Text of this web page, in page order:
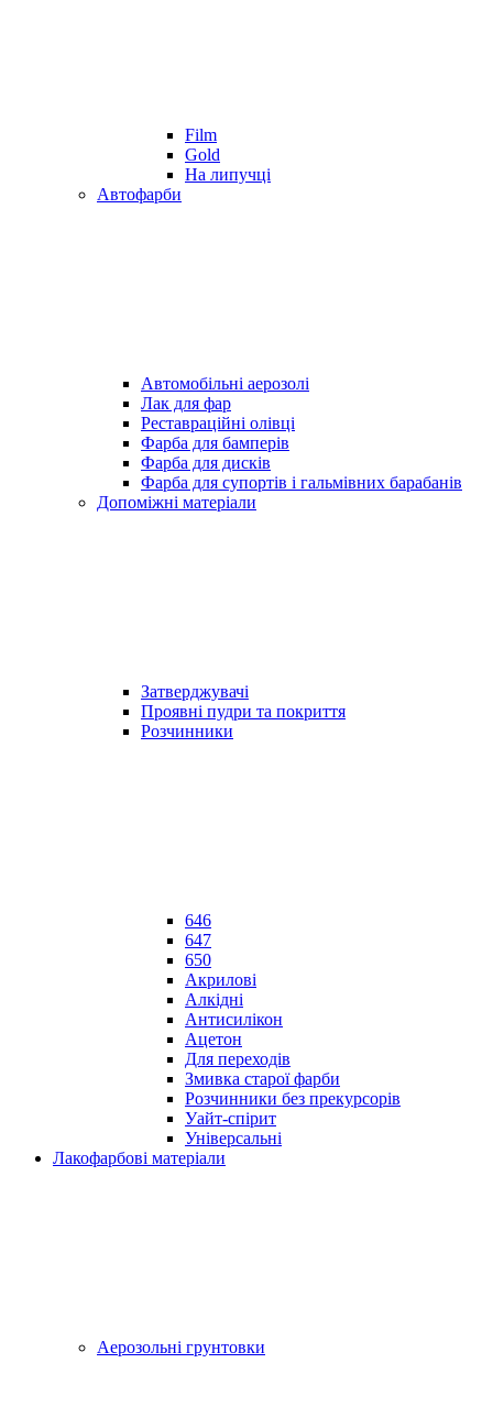
Film
Gold
На липучці
Автофарби
Автомобільні аерозолі
Лак для фар
Реставраційні олівці
Фарба для бамперів
Фарба для дисків
Фарба для супортів і гальмівних барабанів
Допоміжні матеріали
Затверджувачі
Проявні пудри та покриття
Розчинники
646
647
650
Акрилові
Алкідні
Антисилікон
Ацетон
Для переходів
Змивка старої фарби
Розчинники без прекурсорів
Уайт-спірит
Універсальні
Лакофарбові матеріали
Аерозольні грунтовки